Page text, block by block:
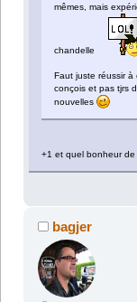
mêmes, mais
chandelle
Faut juste réussir à
conçois et pas tjrs
nouvelles
+1 et quel bonheur
bagjer